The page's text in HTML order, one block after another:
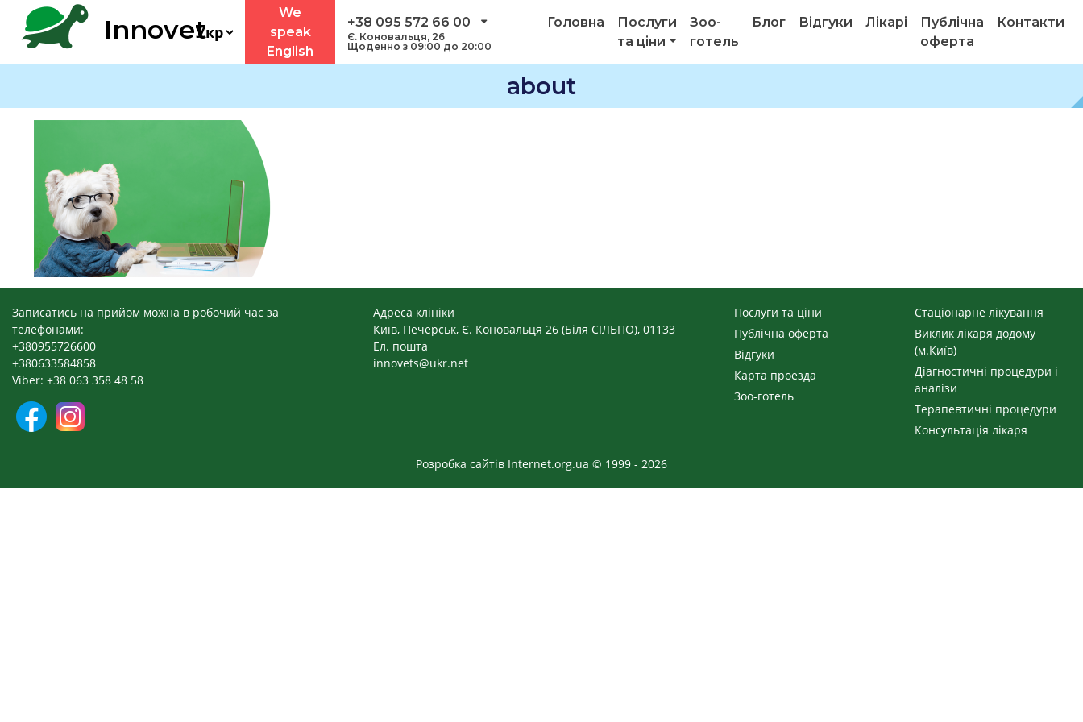
Innovet
We
speak
English
+38 095 572 66 00
Є. Коновальця, 26
Щоденно з 09:00 до 20:00
Головна
Послуги
та ціни
Зоо-
готель
Блог Відгуки Лікарі
Публічна
оферта
Контакти
about
Записатись на прийом можна в робочий час за
телефонами:
+380955726600
+380633584858
Viber: +38 063 358 48 58
Адреса клініки
Київ, Печерськ, Є. Коновальця 26 (Біля СІЛЬПО), 01133
Ел. пошта
innovets@ukr.net
Послуги та ціни
Публічна оферта
Відгуки
Карта проезда
Зоо-готель
Стаціонарне лікування
Виклик лікаря додому
(м.Київ)
Діагностичні процедури і
аналізи
Терапевтичні процедури
Консультація лікаря
Розробка сайтів Internet.org.ua © 1999 - 2026